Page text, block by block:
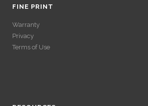
GAINS SANS
VÉRIFICATION
FINE PRINT
Warranty
Privacy
Terms of Use
GAINS SANS